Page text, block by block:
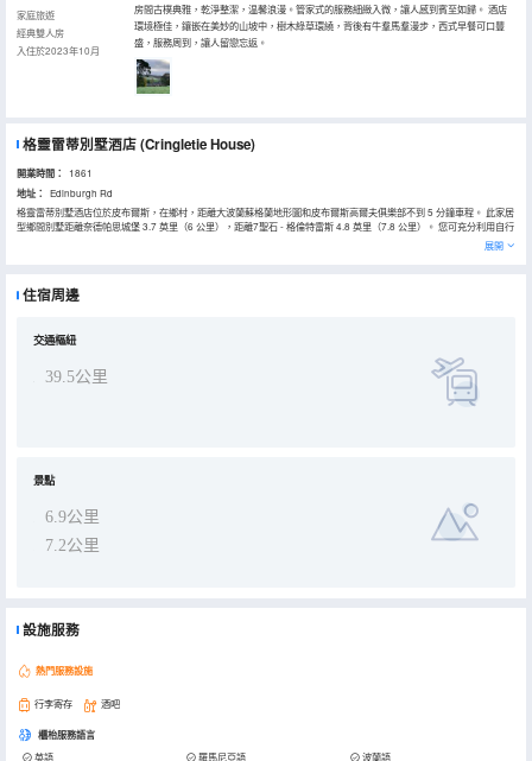
家庭旅遊
經典雙人房
入住於2023年10月
房間古樸典雅，乾淨整潔，温馨浪漫。管家式的服務細緻入微，讓人感到賓至如歸。 酒店
環境極佳，鑲嵌在美妙的山坡中，樹木綠草環繞，背後有牛羣馬羣漫步，西式早餐可口豐
盛，服務周到，讓人留戀忘返。
格靈雷蒂別墅酒店(Cringletie House)
開業時間： 1861
地址：
Edinburgh Rd
格靈雷蒂別墅酒店位於皮布爾斯，在鄉村，距離大波蘭蘇格蘭地形圖和皮布爾斯高爾夫俱樂部不到 5 分鐘車程。 此家居
型鄉間別墅距離奈德帕思城堡 3.7 英里（6 公里），距離7聖石 - 格倫特雷斯 4.8 英里（7.8 公里）。 您可充分利用自行
車租賃等度假設施，或者到露台和花園欣賞美景。此維多利亞風格鄉間別墅的其他服務和設施包括免費 WiFi、禮賓服務
14 間客房，提供等離子電視。提供免費有線和無線上網，方便您與朋友保持聯繫；另提供數碼頻道，可滿足您的娛樂需
展開
住宿周邊
交通樞紐
39.5公里
景點
6.9公里
7.2公里
設施服務
熱門服務設施
行李寄存 酒吧
櫃枱服務語言
英語 羅馬尼亞語 波蘭語